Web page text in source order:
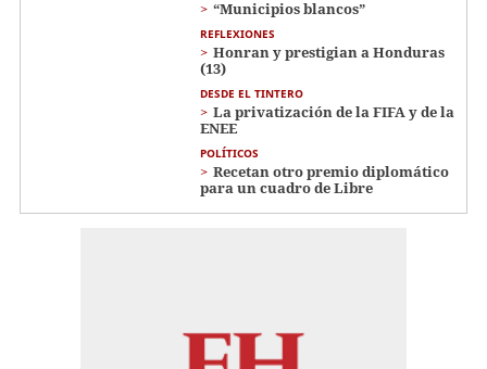
“Municipios blancos”
REFLEXIONES
Honran y prestigian a Honduras
(13)
DESDE EL TINTERO
La privatización de la FIFA y de la
ENEE
POLÍTICOS
Recetan otro premio diplomático
para un cuadro de Libre